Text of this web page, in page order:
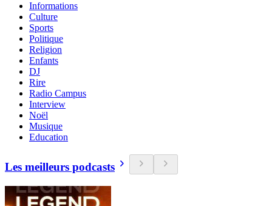
Informations
Culture
Sports
Politique
Religion
Enfants
DJ
Rire
Radio Campus
Interview
Noël
Musique
Education
Les meilleurs podcasts